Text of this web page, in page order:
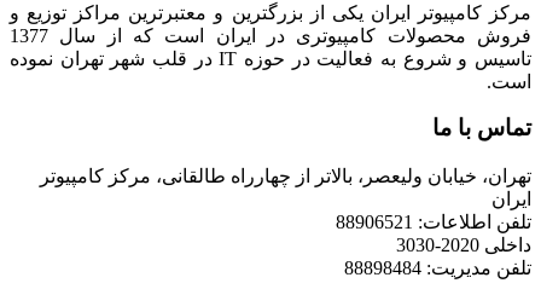
مرکز کامپیوتر ایران یکی از بزرگترین و معتبرترین مراکز توزیع و
فروش محصولات کامپیوتری در ایران است که از سال 1377
تاسیس و شروع به فعالیت در حوزه IT در قلب شهر تهران نموده
است.
تماس با ما
تهران، خیابان ولیعصر، بالاتر از چهارراه طالقانی، مرکز کامپیوتر
ایران
تلفن اطلاعات: 88906521
داخلی 2020-3030
تلفن مدیریت: 88898484